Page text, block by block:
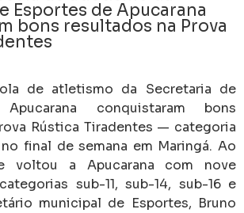
Esportes de Apucarana
bons resultados na Prova
de atletismo da Secretaria de
conquistaram bons
Rústica Tiradentes — categoria
final de semana em Maringá. Ao
voltou a Apucarana com nove
sub-11, sub-14, sub-16 e
municipal de Esportes, Bruno